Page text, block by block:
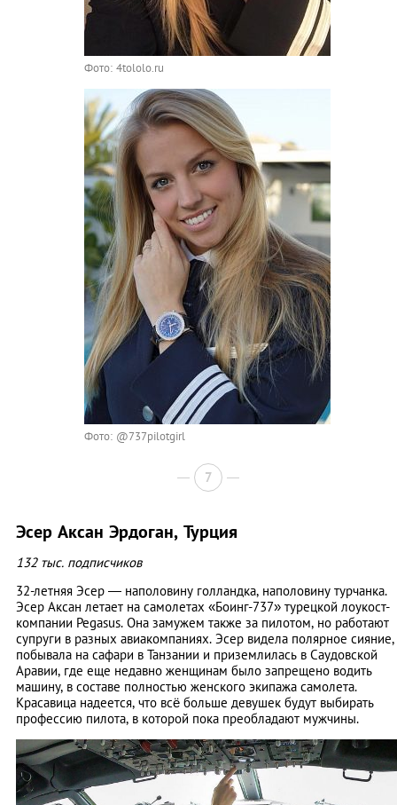
Фото: 4tololo.ru
Фото: @737pilotgirl
7
Эсер Аксан Эрдоган, Турция
132 тыс. подписчиков
32-летняя Эсер — наполовину голландка, наполовину турчанка.
Эсер Аксан летает на самолетах «Боинг-737» турецкой лоукост-
компании Pegasus. Она замужем также за пилотом, но работают
супруги в разных авиакомпаниях. Эсер видела полярное сияние,
побывала на сафари в Танзании и приземлилась в Саудовской
Аравии, где еще недавно женщинам было запрещено водить
машину, в составе полностью женского экипажа самолета.
Красавица надеется, что всё больше девушек будут выбирать
профессию пилота, в которой пока преобладают мужчины.